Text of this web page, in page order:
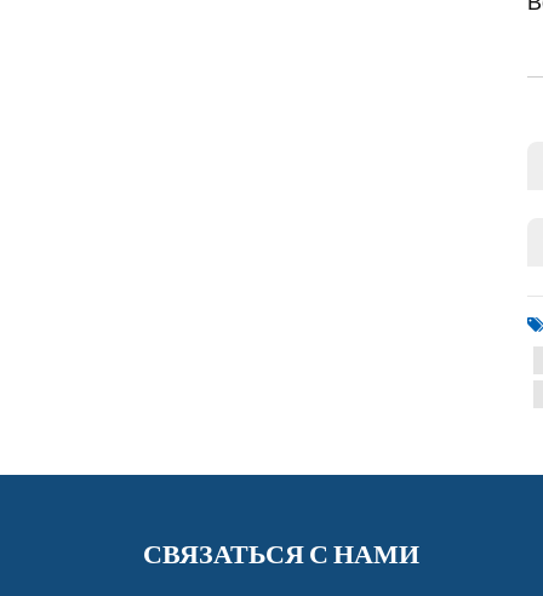
СВЯЗАТЬСЯ С НАМИ